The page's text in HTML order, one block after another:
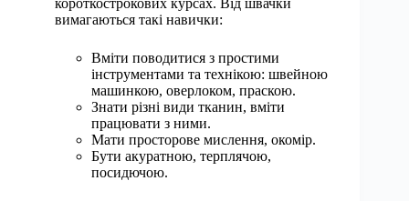
короткострокових курсах. Від швачки
вимагаються такі навички:
Вміти поводитися з простими
інструментами та технікою: швейною
машинкою, оверлоком, праскою.
Знати різні види тканин, вміти
працювати з ними.
Мати просторове мислення, окомір.
Бути акуратною, терплячою,
посидючою.